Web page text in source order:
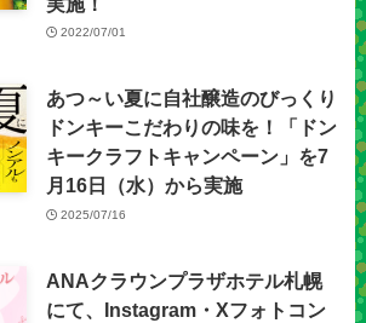
2022/07/01
あつ～い夏に自社醸造のびっくり
ドンキーこだわりの味を！「ドン
キークラフトキャンペーン」を7
月16日（水）から実施
2025/07/16
ANAクラウンプラザホテル札幌
にて、Instagram・Xフォトコン